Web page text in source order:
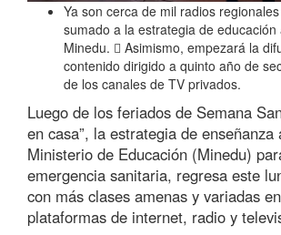
Ya son cerca de mil radios
sumado a la estrategia de educación
Minedu.  Asimismo, empezará la
contenido dirigido a quinto año de
de los canales de TV privados.
Luego de los feriados de Semana
en casa”, la estrategia de enseñanza
Ministerio de Educación (Minedu)
emergencia sanitaria, regresa este
con más clases amenas y variadas
plataformas de internet, radio y